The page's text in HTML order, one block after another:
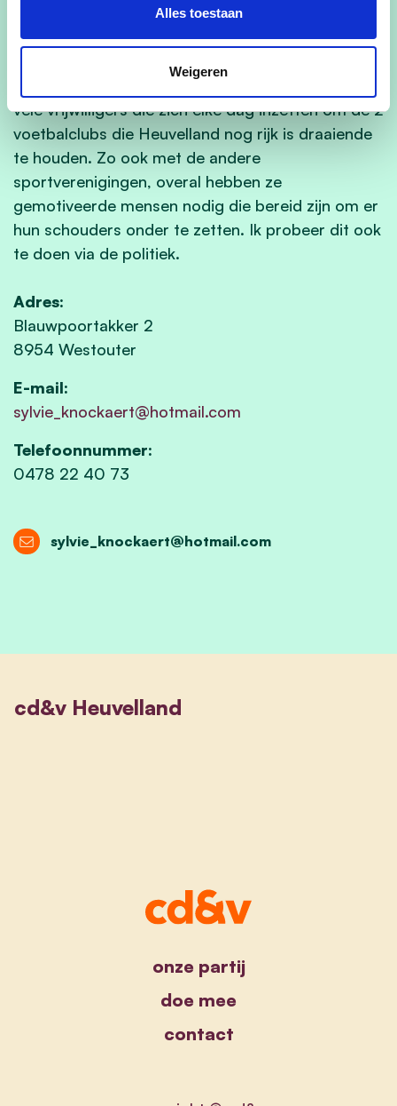
Alles toestaan
Weigeren
Het is belangrijk dat ouderen niet vereenzamen en
stimulans krijgen. Ik sta vol bewondering voor de
vele vrijwilligers die zich elke dag inzetten om de 2
voetbalclubs die Heuvelland nog rijk is draaiende
te houden. Zo ook met de andere
sportverenigingen, overal hebben ze
gemotiveerde mensen nodig die bereid zijn om er
hun schouders onder te zetten. Ik probeer dit ook
te doen via de politiek.
Adres:
Blauwpoortakker 2
8954 Westouter
E-mail:
sylvie_knockaert@hotmail.com
Telefoonnummer:
0478 22 40 73
sylvie_knockaert@hotmail.com
cd&v Heuvelland
onze partij
doe mee
contact